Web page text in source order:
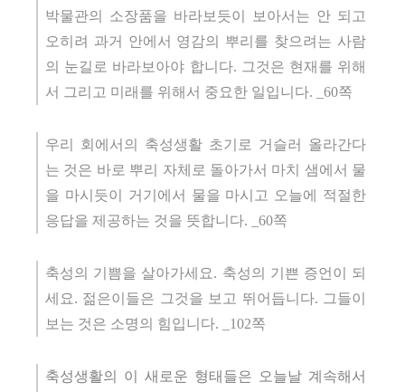
박물관의 소장품을 바라보듯이 보아서는 안 되고
오히려 과거 안에서 영감의 뿌리를 찾으려는 사람
의 눈길로 바라보아야 합니다. 그것은 현재를 위해
서 그리고 미래를 위해서 중요한 일입니다. _60쪽
우리 회에서의 축성생활 초기로 거슬러 올라간다
는 것은 바로 뿌리 자체로 돌아가서 마치 샘에서 물
을 마시듯이 거기에서 물을 마시고 오늘에 적절한
응답을 제공하는 것을 뜻합니다. _60쪽
축성의 기쁨을 살아가세요. 축성의 기쁜 증언이 되
세요. 젊은이들은 그것을 보고 뛰어듭니다. 그들이
보는 것은 소명의 힘입니다. _102쪽
축성생활의 이 새로운 형태들은 오늘날 계속해서